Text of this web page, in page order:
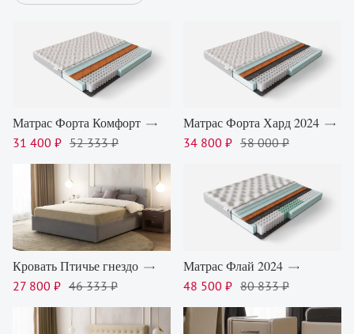
Матрас Форта Комфорт
31 400 ₽ 52 333 ₽
Матрас Форта Хард 2024
34 800 ₽ 58 000 ₽
Кровать Птичье гнездо
27 800 ₽ 46 333 ₽
Матрас Флай 2024
48 500 ₽ 80 833 ₽